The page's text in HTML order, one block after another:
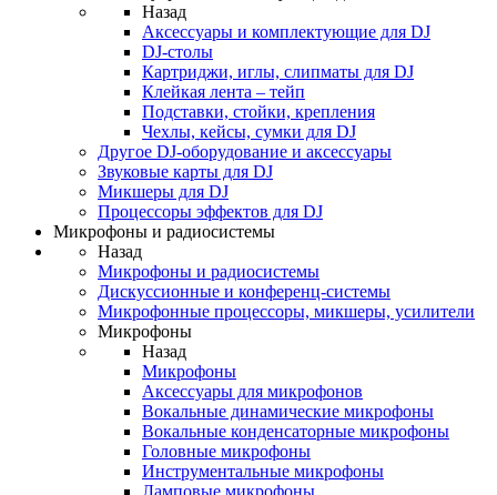
Назад
Аксессуары и комплектующие для DJ
DJ-столы
Картриджи, иглы, слипматы для DJ
Клейкая лента – тейп
Подставки, стойки, крепления
Чехлы, кейсы, сумки для DJ
Другое DJ-оборудование и аксессуары
Звуковые карты для DJ
Микшеры для DJ
Процессоры эффектов для DJ
Микрофоны и радиосистемы
Назад
Микрофоны и радиосистемы
Дискуссионные и конференц-системы
Микрофонные процессоры, микшеры, усилители
Микрофоны
Назад
Микрофоны
Аксессуары для микрофонов
Вокальные динамические микрофоны
Вокальные конденсаторные микрофоны
Головные микрофоны
Инструментальные микрофоны
Ламповые микрофоны